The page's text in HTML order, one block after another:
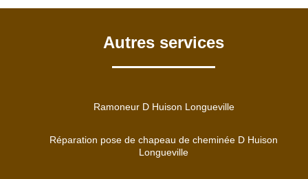
Autres services
Ramoneur D Huison Longueville
Réparation pose de chapeau de cheminée D Huison
Longueville